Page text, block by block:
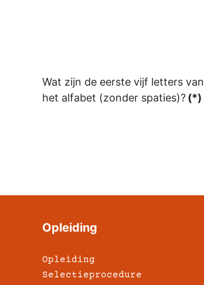
Wat zijn de eerste vijf letters van
het alfabet (zonder spaties)?(*)
Opleiding
Opleiding
Selectieprocedure